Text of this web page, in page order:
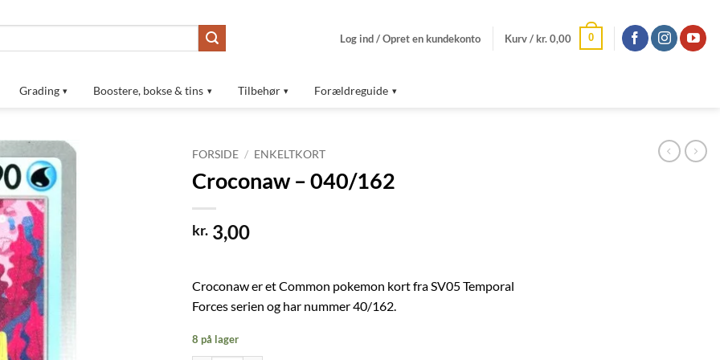
Log ind / Opret en kundekonto Kurv / kr.0,00 0
Grading Boostere, bokse & tins Tilbehør Forældreguide
Tilføj til
ønskeliste
FORSIDE / ENKELTKORT
Croconaw – 040/162
kr. 3,00
Croconaw er et Common pokemon kort fra SV05 Temporal
Forces serien og har nummer 40/162.
8 på lager